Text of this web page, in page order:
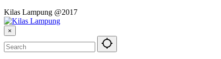
Kilas Lampung @2017
×